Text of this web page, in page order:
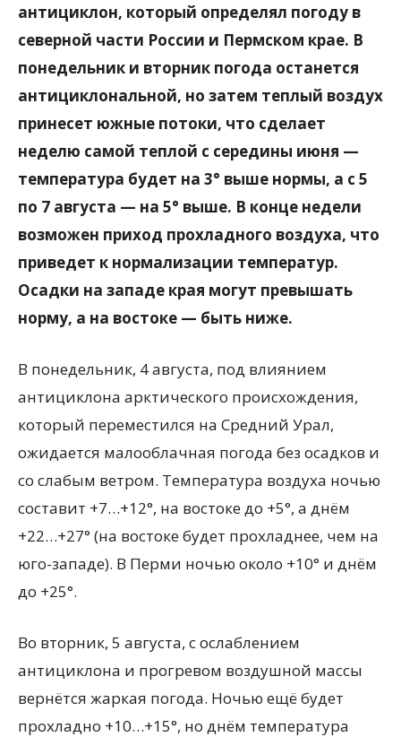
антициклон, который определял погоду в
северной части России и Пермском крае. В
понедельник и вторник погода останется
антициклональной, но затем теплый воздух
принесет южные потоки, что сделает
неделю самой теплой с середины июня —
температура будет на 3° выше нормы, а с 5
по 7 августа — на 5° выше. В конце недели
возможен приход прохладного воздуха, что
приведет к нормализации температур.
Осадки на западе края могут превышать
норму, а на востоке — быть ниже.
В понедельник, 4 августа, под влиянием
антициклона арктического происхождения,
который переместился на Средний Урал,
ожидается малооблачная погода без осадков и
со слабым ветром. Температура воздуха ночью
составит +7…+12°, на востоке до +5°, а днём
+22…+27° (на востоке будет прохладнее, чем на
юго-западе). В Перми ночью около +10° и днём
до +25°.
Во вторник, 5 августа, с ослаблением
антициклона и прогревом воздушной массы
вернётся жаркая погода. Ночью ещё будет
прохладно +10…+15°, но днём температура